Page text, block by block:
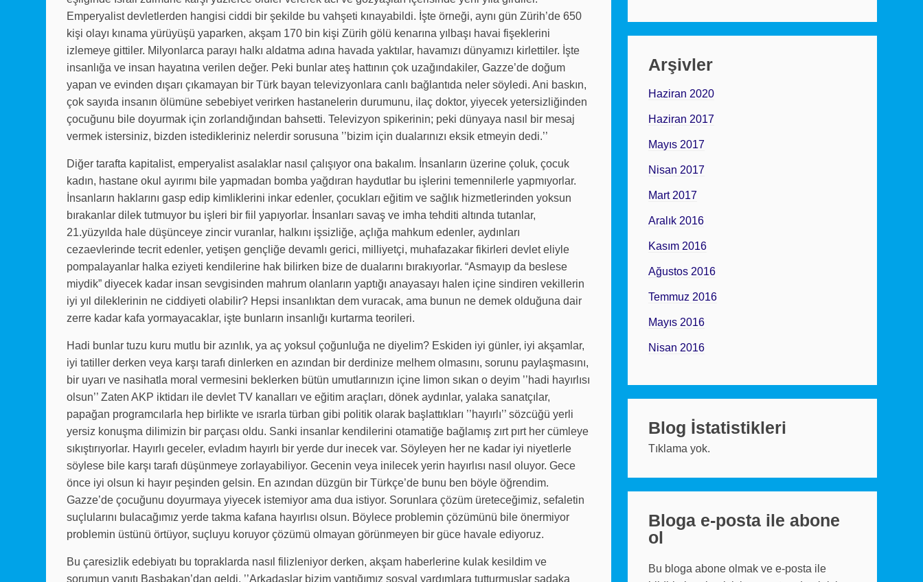
Emperyalist devletlerden hangisi ciddi bir şekilde bu vahşeti kınayabildi. İşte örneği, aynı gün Zürih’de 650
kişi olayı kınama yürüyüşü yaparken, akşam 170 bin kişi Zürih gölü kenarına yılbaşı havai fişeklerini
izlemeye gittiler. Milyonlarca parayı halkı aldatma adına havada yaktılar, havamızı dünyamızı kirlettiler. İşte
insanlığa ve insan hayatına verilen değer. Peki bunlar ateş hattının çok uzağındakiler, Gazze’de doğum
yapan ve evinden dışarı çıkamayan bir Türk bayan televizyonlara canlı bağlantıda neler söyledi. Ani baskın,
çok sayıda insanın ölümüne sebebiyet verirken hastanelerin durumunu, ilaç doktor, yiyecek yetersizliğinden
çocuğunu bile doyurmak için zorlandığından bahsetti. Televizyon spikerinin; peki dünyaya nasıl bir mesaj
vermek istersiniz, bizden istedikleriniz nelerdir sorusuna ’’bizim için dualarınızı eksik etmeyin dedi.’’
Diğer tarafta kapitalist, emperyalist asalaklar nasıl çalışıyor ona bakalım. İnsanların üzerine çoluk, çocuk
kadın, hastane okul ayırımı bile yapmadan bomba yağdıran haydutlar bu işlerini temennilerle yapmıyorlar.
İnsanların haklarını gasp edip kimliklerini inkar edenler, çocukları eğitim ve sağlık hizmetlerinden yoksun
bırakanlar dilek tutmuyor bu işleri bir fiil yapıyorlar. İnsanları savaş ve imha tehditi altında tutanlar,
21.yüzyılda hale düşünceye zincir vuranlar, halkını işsizliğe, açlığa mahkum edenler, aydınları
cezaevlerinde tecrit edenler, yetişen gençliğe devamlı gerici, milliyetçi, muhafazakar fikirleri devlet eliyle
pompalayanlar halka eziyeti kendilerine hak bilirken bize de dualarını bırakıyorlar. “Asmayıp da beslese
miydik” diyecek kadar insan sevgisinden mahrum olanların yaptığı anayasayı halen içine sindiren vekillerin
iyi yıl dileklerinin ne ciddiyeti olabilir? Hepsi insanlıktan dem vuracak, ama bunun ne demek olduğuna dair
zerre kadar kafa yormayacaklar, işte bunların insanlığı kurtarma teorileri.
Hadi bunlar tuzu kuru mutlu bir azınlık, ya aç yoksul çoğunluğa ne diyelim? Eskiden iyi günler, iyi akşamlar,
iyi tatiller derken veya karşı tarafı dinlerken en azından bir derdinize melhem olmasını, sorunu paylaşmasını,
bir uyarı ve nasihatla moral vermesini beklerken bütün umutlarınızın içine limon sıkan o deyim ’’hadi hayırlısı
olsun’’ Zaten AKP iktidarı ile devlet TV kanalları ve eğitim araçları, dönek aydınlar, yalaka sanatçılar,
papağan programcılarla hep birlikte ve ısrarla türban gibi politik olarak başlattıkları ’’hayırlı’’ sözcüğü yerli
yersiz konuşma dilimizin bir parçası oldu. Sanki insanlar kendilerini otamatiğe bağlamış zırt pırt her cümleye
sıkıştırıyorlar. Hayırlı geceler, evladım hayırlı bir yerde dur inecek var. Söyleyen her ne kadar iyi niyetlerle
söylese bile karşı tarafı düşünmeye zorlayabiliyor. Gecenin veya inilecek yerin hayırlısı nasıl oluyor. Gece
önce iyi olsun ki hayır peşinden gelsin. En azından düzgün bir Türkçe’de bunu ben böyle öğrendim.
Gazze’de çocuğunu doyurmaya yiyecek istemiyor ama dua istiyor. Sorunlara çözüm üreteceğimiz, sefaletin
suçlularını bulacağımız yerde takma kafana hayırlısı olsun. Böylece problemin çözümünü bile önermiyor
problemin üstünü örtüyor, suçluyu koruyor çözümü olmayan görünmeyen bir güce havale ediyoruz.
Bu çaresizlik edebiyatı bu topraklarda nasıl filizleniyor derken, akşam haberlerine kulak kesildim ve
sorumun yanıtı Başbakan’dan geldi. ’’Arkadaşlar bizim yaptığımız sosyal yardımlara tutturmuşlar sadaka
Arşivler
Haziran 2020
Haziran 2017
Mayıs 2017
Nisan 2017
Mart 2017
Aralık 2016
Kasım 2016
Ağustos 2016
Temmuz 2016
Mayıs 2016
Nisan 2016
Blog İstatistikleri
Tıklama yok.
Bloga e-posta ile abone
ol
Bu bloga abone olmak ve e-posta ile